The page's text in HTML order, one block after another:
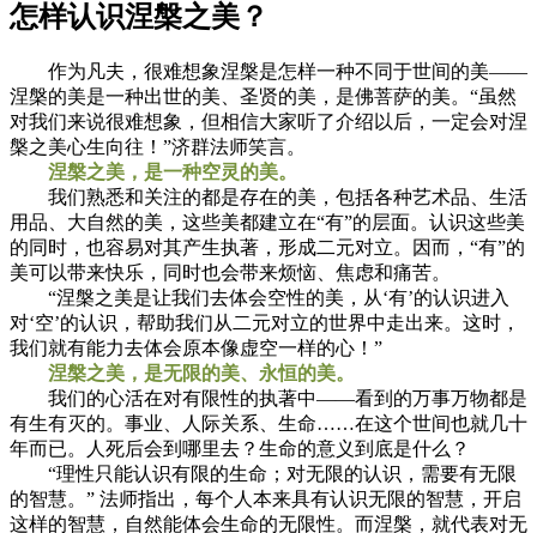
怎样认识涅槃之美？
作为凡夫，很难想象涅槃是怎样一种不同于世间的美——
涅槃的美是一种出世的美、圣贤的美，是佛菩萨的美。“虽然
对我们来说很难想象，但相信大家听了介绍以后，一定会对涅
槃之美心生向往！”济群法师笑言。
涅槃之美，是一种空灵的美。
我们熟悉和关注的都是存在的美，包括各种艺术品、生活
用品、大自然的美，这些美都建立在“有”的层面。认识这些美
的同时，也容易对其产生执著，形成二元对立。因而，“有”的
美可以带来快乐，同时也会带来烦恼、焦虑和痛苦。
“涅槃之美是让我们去体会空性的美，从‘有’的认识进入
对‘空’的认识，帮助我们从二元对立的世界中走出来。这时，
我们就有能力去体会原本像虚空一样的心！”
涅槃之美，是无限的美、永恒的美。
我们的心活在对有限性的执著中——看到的万事万物都是
有生有灭的。事业、人际关系、生命……在这个世间也就几十
年而已。人死后会到哪里去？生命的意义到底是什么？
“理性只能认识有限的生命；对无限的认识，需要有无限
的智慧。” 法师指出，每个人本来具有认识无限的智慧，开启
这样的智慧，自然能体会生命的无限性。而涅槃，就代表对无